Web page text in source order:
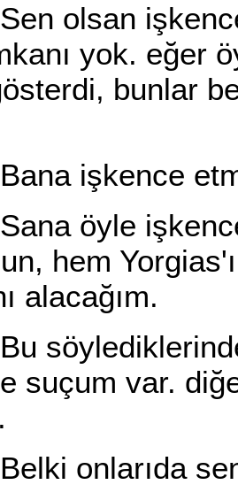
işkence
yok. eğer
bunlar
işkence
işkence
hem
alacağım.
suçum var.
sen